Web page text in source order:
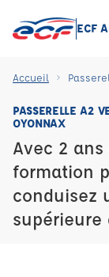
ECF
Accueil
PASSERELLE A2
OYONNAX
Avec 2
formation
conduisez
supérieure